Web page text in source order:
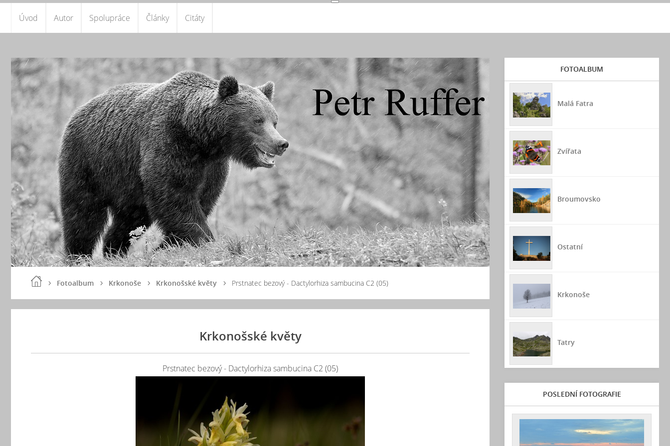
Úvod Autor Spolupráce Články Citáty
Fotoalbum Krkonoše Krkonošské květy Prstnatec bezový - Dactylorhiza sambucina C2 (05)
Krkonošské květy
Prstnatec bezový - Dactylorhiza sambucina C2 (05)
FOTOALBUM
Malá Fatra
Zvířata
Broumovsko
Ostatní
Krkonoše
Tatry
POSLEDNÍ FOTOGRAFIE